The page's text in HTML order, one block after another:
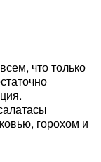
что только
горохом и